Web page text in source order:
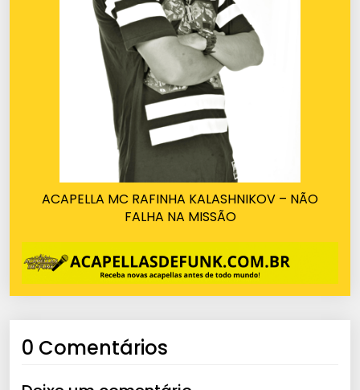
ACAPELLA MC RAFINHA KALASHNIKOV – NÃO
FALHA NA MISSÃO
0 Comentários